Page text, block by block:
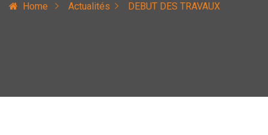
Home Actualités DEBUT DES TRAVAUX